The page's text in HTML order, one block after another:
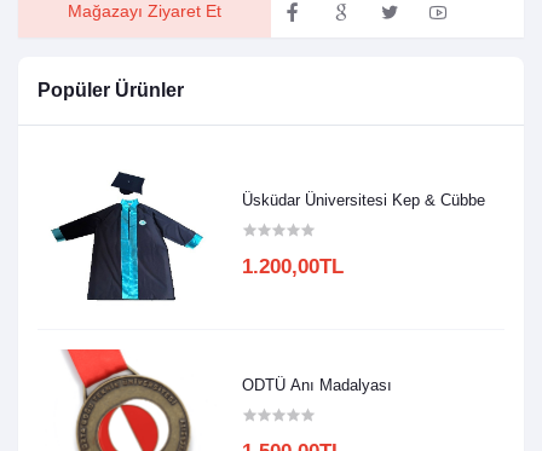
Mağazayı Ziyaret Et
Popüler Ürünler
Üsküdar Üniversitesi Kep & Cübbe
1.200,00TL
ODTÜ Anı Madalyası